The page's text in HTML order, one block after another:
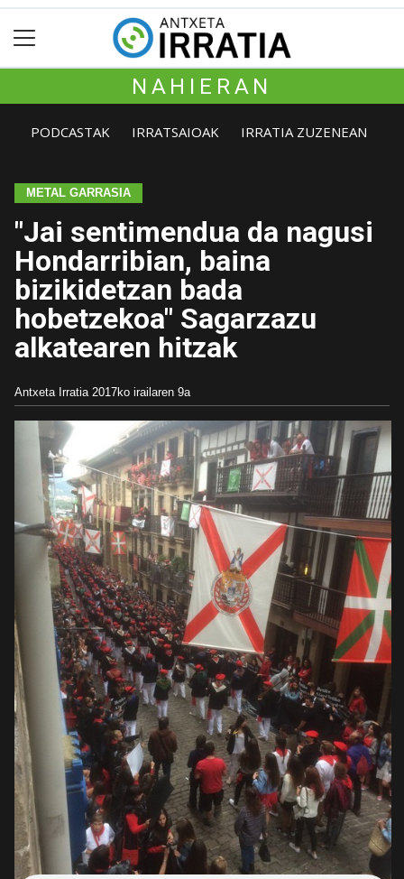
NAHIERAN
PODCASTAK IRRATSAIOAK IRRATIA ZUZENEAN
METAL GARRASIA
"Jai sentimendua da nagusi
Hondarribian, baina
bizikidetzan bada
hobetzekoa" Sagarzazu
alkatearen hitzak
Antxeta Irratia 2017ko irailaren 9a